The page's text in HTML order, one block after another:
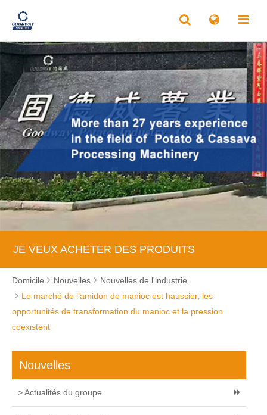
JE VEUX ACHETER DES PRODUITS
Domicile Nouvelles
Nouvelles de l'industrie
Le marché de l'amidon de manioc est haussier, les
opportunités de transformation du manioc et la pression
coexistent
Nouvelles
> Actualités du groupe